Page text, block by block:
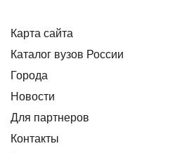
Карта сайта
Каталог вузов России
Города
Новости
Для партнеров
Контакты